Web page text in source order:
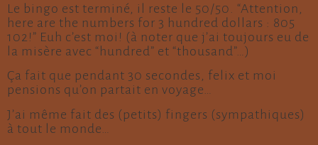
Le bingo est terminé, il reste le 50/50. “Attention,
here are the numbers for 3 hundred dollars : 805
102!” Euh c’est moi! (à noter que j’ai toujours eu de
la misère avec “hundred” et “thousand”…)
Ça fait que pendant 30 secondes, felix et moi
pensions qu’on partait en voyage…
J’ai même fait des (petits) fingers (sympathiques)
à tout le monde…